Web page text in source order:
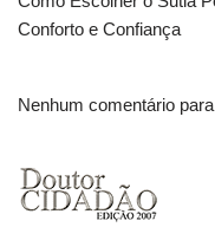
Conforto e Confiança
Nenhum comentário